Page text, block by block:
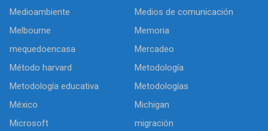
Medioambiente
Medios de comunicación
Melbourne
Memoria
mequedoencasa
Mercadeo
Método harvard
Metodología
Metodología educativa
Metodologías
México
Michigan
Microsoft
migración